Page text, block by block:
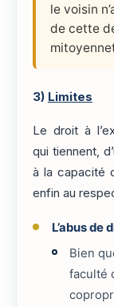
le voisin
de cette
3) Limites
Le droit à
qui tiennent,
à la capacité
enfin au
L’abus de
Bien
faculté